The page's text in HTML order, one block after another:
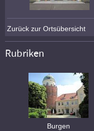
Zurück zur Ortsübersicht
Rubriken
Burgen